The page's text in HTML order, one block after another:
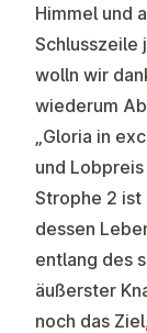
Himmel und
Schlusszeile
wolln wir
wiederum
„Gloria in
und
Strophe 2 ist
dessen
entlang des
äußerster
noch das